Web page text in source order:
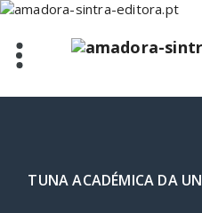
Saltar
conteúdo
TUNA ACADÉMICA DA